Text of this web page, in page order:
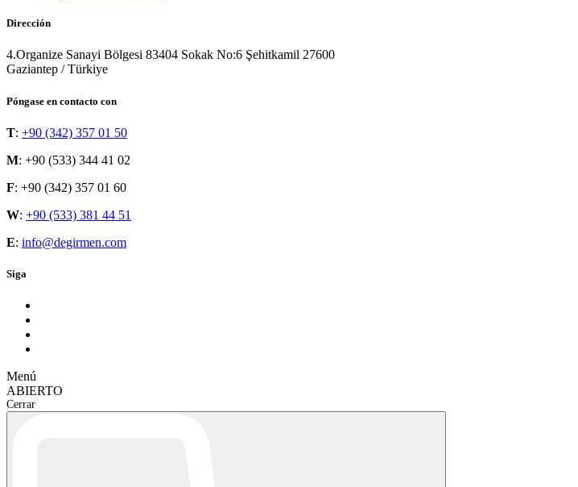
Dirección
4.Organize Sanayi Bölgesi 83404 Sokak No:6 Şehitkamil 27600
Gaziantep / Türkiye
Póngase en contacto con
T: +90 (342) 357 01 50
M: +90 (533) 344 41 02
F: +90 (342) 357 01 60
W: +90 (533) 381 44 51
E: info@degirmen.com
Siga
Menú
ABIERTO
Cerrar